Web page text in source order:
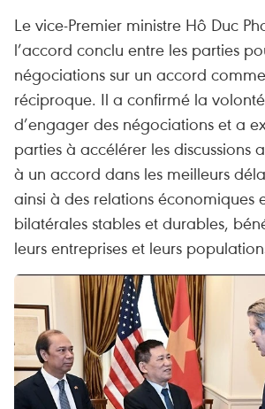
Le vice-Premier ministre Hô Duc
l’accord conclu entre les parties
négociations sur un accord
réciproque. Il a confirmé la
d’engager des négociations et a
parties à accélérer les discussions
à un accord dans les meilleurs
ainsi à des relations économiques
bilatérales stables et durables,
leurs entreprises et leurs